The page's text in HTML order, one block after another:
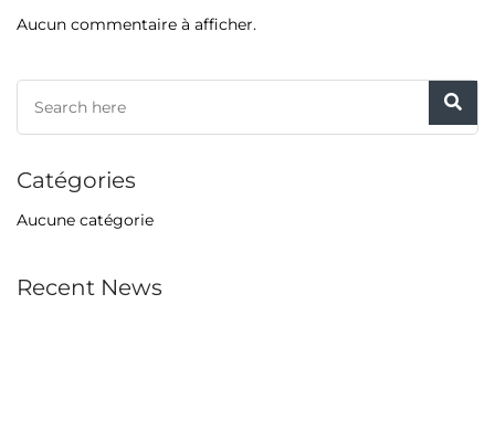
Aucun commentaire à afficher.
Catégories
Aucune catégorie
Recent News